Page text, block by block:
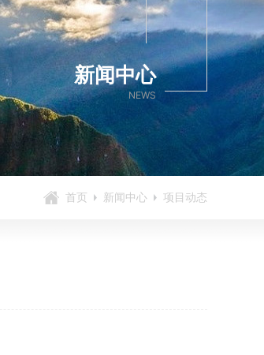
新闻中心
NEWS
首页 新闻中心 项目动态